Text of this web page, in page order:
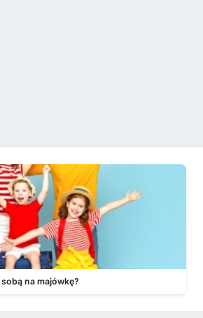
na majówkę?